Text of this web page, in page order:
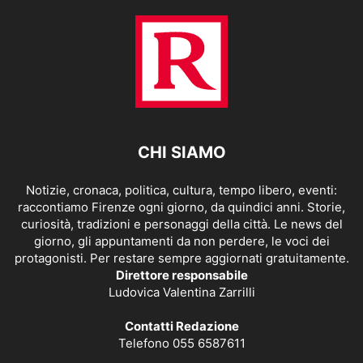
CHI SIAMO
Notizie, cronaca, politica, cultura, tempo libero, eventi:
raccontiamo Firenze ogni giorno, da quindici anni. Storie,
curiosità, tradizioni e personaggi della città. Le news del
giorno, gli appuntamenti da non perdere, le voci dei
protagonisti. Per restare sempre aggiornati gratuitamente.
Direttore responsabile
Ludovica Valentina Zarrilli
Contatti Redazione
Telefono 055 6587611